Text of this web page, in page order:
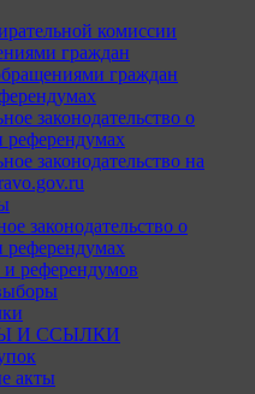
комиссии
граждан
граждан
законодательство о
референдумах
законодательство на
законодательство о
референдумах
референдумов
И ССЫЛКИ
акты